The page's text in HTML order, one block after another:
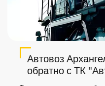
Автовоз
обратно с ТК